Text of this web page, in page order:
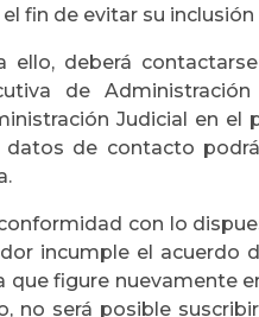
el fin de evitar su
ello, deberá
de
Judicial en el
datos de contacto
con lo
incumple el acuerdo
que figure nuevamente
no será posible